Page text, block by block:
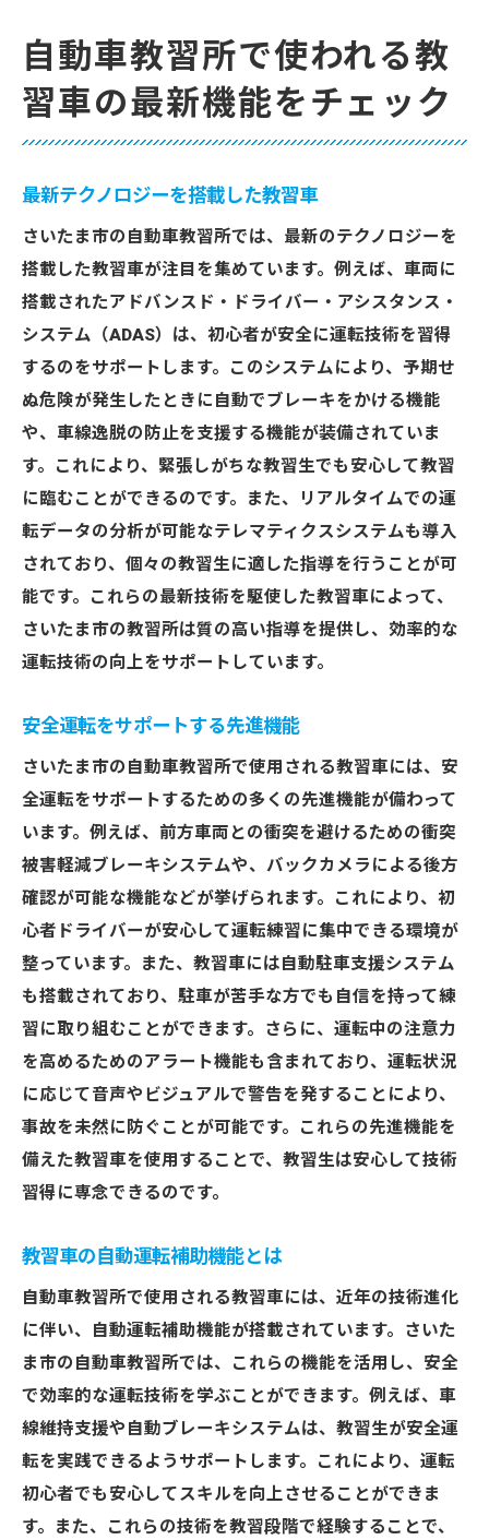
自動車教習所で使われる教
習車の最新機能をチェック
最新テクノロジーを搭載した教習車
さいたま市の自動車教習所では、最新のテクノロジーを
搭載した教習車が注目を集めています。例えば、車両に
搭載されたアドバンスド・ドライバー・アシスタンス・
システム（ADAS）は、初心者が安全に運転技術を習得
するのをサポートします。このシステムにより、予期せ
ぬ危険が発生したときに自動でブレーキをかける機能
や、車線逸脱の防止を支援する機能が装備されていま
す。これにより、緊張しがちな教習生でも安心して教習
に臨むことができるのです。また、リアルタイムでの運
転データの分析が可能なテレマティクスシステムも導入
されており、個々の教習生に適した指導を行うことが可
能です。これらの最新技術を駆使した教習車によって、
さいたま市の教習所は質の高い指導を提供し、効率的な
運転技術の向上をサポートしています。
安全運転をサポートする先進機能
さいたま市の自動車教習所で使用される教習車には、安
全運転をサポートするための多くの先進機能が備わって
います。例えば、前方車両との衝突を避けるための衝突
被害軽減ブレーキシステムや、バックカメラによる後方
確認が可能な機能などが挙げられます。これにより、初
心者ドライバーが安心して運転練習に集中できる環境が
整っています。また、教習車には自動駐車支援システム
も搭載されており、駐車が苦手な方でも自信を持って練
習に取り組むことができます。さらに、運転中の注意力
を高めるためのアラート機能も含まれており、運転状況
に応じて音声やビジュアルで警告を発することにより、
事故を未然に防ぐことが可能です。これらの先進機能を
備えた教習車を使用することで、教習生は安心して技術
習得に専念できるのです。
教習車の自動運転補助機能とは
自動車教習所で使用される教習車には、近年の技術進化
に伴い、自動運転補助機能が搭載されています。さいた
ま市の自動車教習所では、これらの機能を活用し、安全
で効率的な運転技術を学ぶことができます。例えば、車
線維持支援や自動ブレーキシステムは、教習生が安全運
転を実践できるようサポートします。これにより、運転
初心者でも安心してスキルを向上させることができま
す。また、これらの技術を教習段階で経験することで、